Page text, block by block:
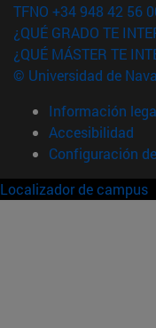
TFNO +34 948 42 56
¿QUÉ GRADO TE
¿QUÉ MÁSTER TE
© Universidad de
Información
Accesibilidad
Configuración
Localizador de campus